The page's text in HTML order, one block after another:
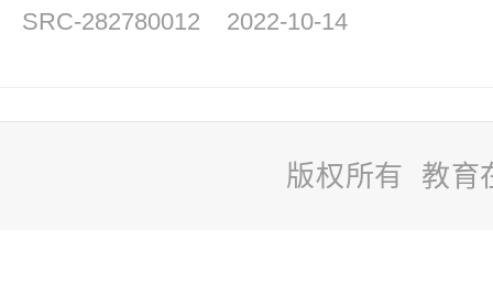
SRC-282780012 2022-10-14
版权所有 教育